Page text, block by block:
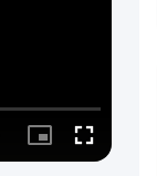
Picture- Fullscreen